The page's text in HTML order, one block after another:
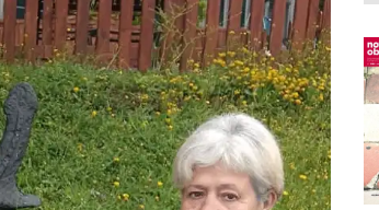
Tribuna
Blog Sembrando sueños,
recogiendo humanidad
Blog Mensajes guardados
La columna